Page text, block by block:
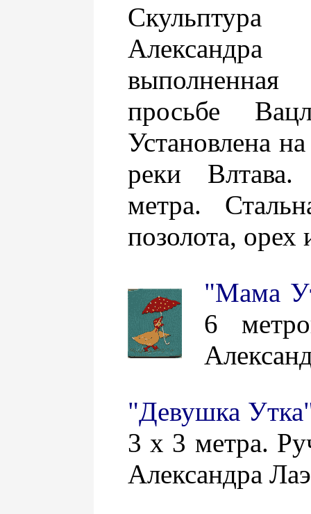
Александра
просьбе
Установлена
реки
метра.
позолота, орех
"Мама
6
"Девушка
3 х 3 метра.
Александра